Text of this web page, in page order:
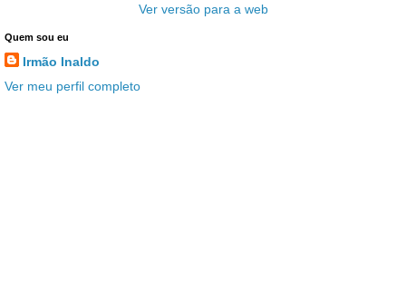
Ver versão para a web
Quem sou eu
Irmão Inaldo
Ver meu perfil completo